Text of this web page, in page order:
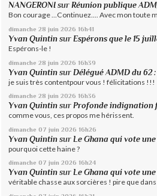
NANGERONI surRéunion publique
Bon courage ...Continuez.... Avec mon toute
dimanche 28 juin 2026 16h41
Yvan Quintin surEspérons que le 15
Espérons-le !
dimanche 28 juin 2026 16h39
Yvan Quintin surDélégué ADMD du 62
je suis très contentpour vous ! félicitations !!!
dimanche 28 juin 2026 16h36
Yvan Quintin surProfonde indignation
comme vous, ces propos me hérissent.
dimanche 07 juin 2026 16h26
Yvan Quintin sur Le Ghana qui vote
pourquoi cette haine ?
dimanche 07 juin 2026 16h24
Yvan Quintin surLe Ghana qui vote
véritable chasse aux sorcières ! pire que dans